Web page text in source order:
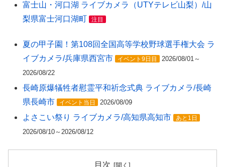
富士山・河口湖 ライブカメラ（UTYテレビ山梨）/山
梨県富士河口湖町
注目
夏の甲子園！第108回全国高等学校野球選手権大会 ラ
イブカメラ/兵庫県西宮市
イベント9日目
2026/08/01～
2026/08/22
長崎原爆犠牲者慰霊平和祈念式典 ライブカメラ/長崎
県長崎市
イベント当日 2026/08/09
よさこい祭り ライブカメラ/高知県高知市 あと1日
2026/08/10～2026/08/12
目次